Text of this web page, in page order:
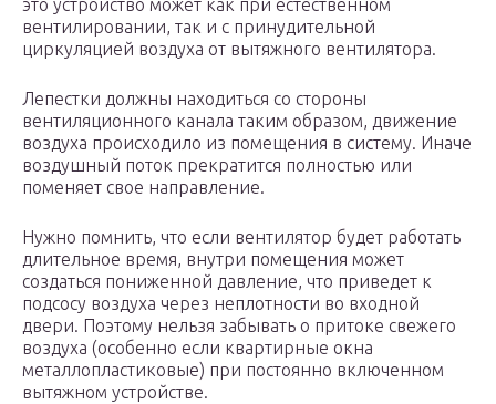
это устройство может как при естественном
вентилировании, так и с принудительной
циркуляцией воздуха от вытяжного вентилятора.
Лепестки должны находиться со стороны
вентиляционного канала таким образом, движение
воздуха происходило из помещения в систему. Иначе
воздушный поток прекратится полностью или
поменяет свое направление.
Нужно помнить, что если вентилятор будет работать
длительное время, внутри помещения может
создаться пониженной давление, что приведет к
подсосу воздуха через неплотности во входной
двери. Поэтому нельзя забывать о притоке свежего
воздуха (особенно если квартирные окна
металлопластиковые) при постоянно включенном
вытяжном устройстве.